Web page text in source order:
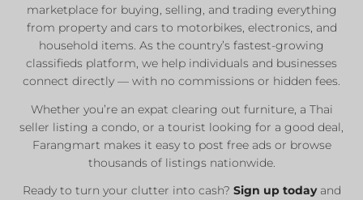
Private Sellers
Real Estate Agents
Sale & Rent
List Now
marketplace for buying, selling, and trading everything
from property and cars to motorbikes, electronics, and
household items. As the country’s fastest-growing
classifieds platform, we help individuals and businesses
connect directly — with no commissions or hidden fees.
Whether you’re an expat clearing out furniture, a Thai
seller listing a condo, or a tourist looking for a good deal,
Farangmart makes it easy to post free ads or browse
thousands of listings nationwide.
Ready to turn your clutter into cash? Sign up todayand